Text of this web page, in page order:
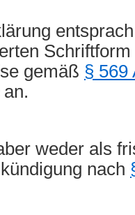
gemäß § 569
weder als
nach